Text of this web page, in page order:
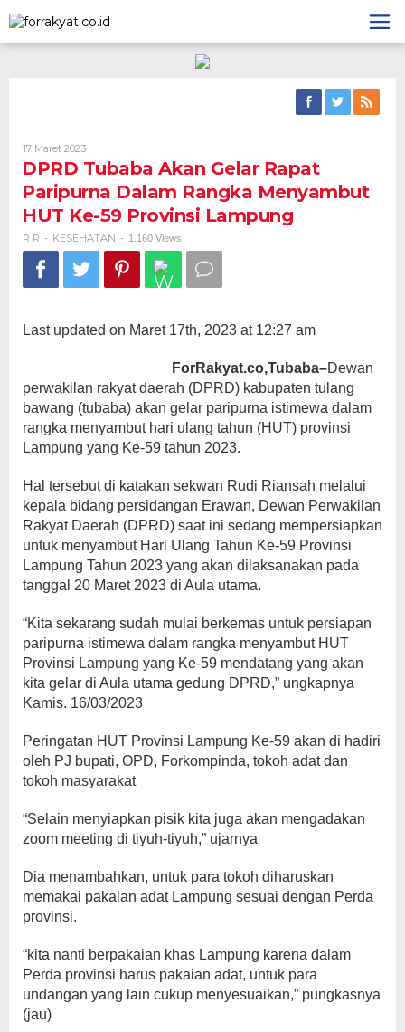
to
content
17 Maret 2023Oleh
R
R
DPRD Tubaba Akan Gelar Rapat
Paripurna Dalam Rangka Menyambut
HUT Ke-59 Provinsi Lampung
R R - KESEHATAN - 1.160 Views
Last updated on Maret 17th, 2023 at 12:27 am
ForRakyat.co,Tubaba–Dewan
perwakilan rakyat daerah (DPRD) kabupaten tulang
bawang (tubaba) akan gelar paripurna istimewa dalam
rangka menyambut hari ulang tahun (HUT) provinsi
Lampung yang Ke-59 tahun 2023.
Hal tersebut di katakan sekwan Rudi Riansah melalui
kepala bidang persidangan Erawan, Dewan Perwakilan
Rakyat Daerah (DPRD) saat ini sedang mempersiapkan
untuk menyambut Hari Ulang Tahun Ke-59 Provinsi
Lampung Tahun 2023 yang akan dilaksanakan pada
tanggal 20 Maret 2023 di Aula utama.
“Kita sekarang sudah mulai berkemas untuk persiapan
paripurna istimewa dalam rangka menyambut HUT
Provinsi Lampung yang Ke-59 mendatang yang akan
kita gelar di Aula utama gedung DPRD,” ungkapnya
Kamis. 16/03/2023
Peringatan HUT Provinsi Lampung Ke-59 akan di hadiri
oleh PJ bupati, OPD, Forkompinda, tokoh adat dan
tokoh masyarakat
“Selain menyiapkan pisik kita juga akan mengadakan
zoom meeting di tiyuh-tiyuh,” ujarnya
Dia menambahkan, untuk para tokoh diharuskan
memakai pakaian adat Lampung sesuai dengan Perda
provinsi.
“kita nanti berpakaian khas Lampung karena dalam
Perda provinsi harus pakaian adat, untuk para
undangan yang lain cukup menyesuaikan,” pungkasnya
(jau)